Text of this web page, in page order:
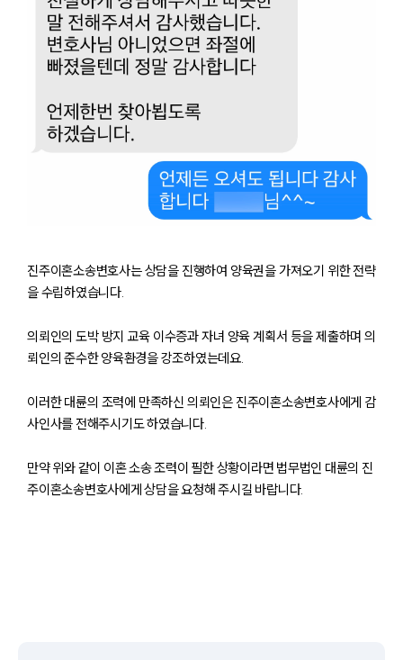
부소개
진주이혼소송변호사는 상담을 진행하여 양육권을 가져오기 위한 전략
을 수립하였습니다.
의뢰인의 도박 방지 교육 이수증과 자녀 양육 계획서 등을 제출하며 의
뢰인의 준수한 양육환경을 강조하였는데요.
이러한 대륜의 조력에 만족하신 의뢰인은 진주이혼소송변호사에게 감
사인사를 전해주시기도 하였습니다.
만약 위와 같이 이혼 소송 조력이 필한 상황이라면 법무법인 대륜의 진
주이혼소송변호사에게 상담을 요청해 주시길 바랍니다.